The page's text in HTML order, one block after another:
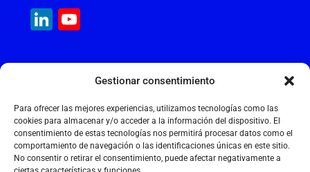
Gestionar consentimiento
Para ofrecer las mejores experiencias, utilizamos tecnologías como las
cookies para almacenar y/o acceder a la información del dispositivo. El
consentimiento de estas tecnologías nos permitirá procesar datos como el
comportamiento de navegación o las identificaciones únicas en este sitio.
No consentir o retirar el consentimiento, puede afectar negativamente a
c
e
b
o
k
ai
A
p
dI
n
a
m
LinkedIn
Calle Cantir, 12 – Nave 7
Polígono Industrial Magarola
08292 Esparreguera – Barcelona
+34 934 397 038
info@maquinariainternacional.com